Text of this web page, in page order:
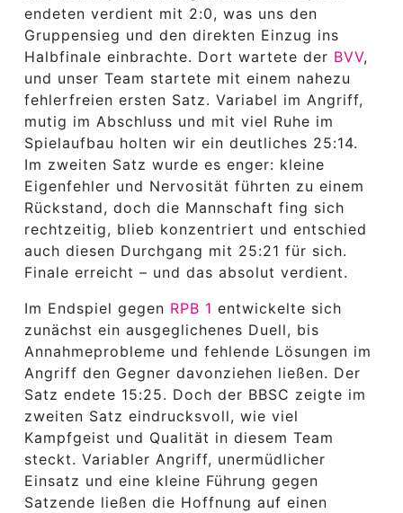
endeten verdient mit 2:0, was uns den
Gruppensieg und den direkten Einzug ins
Halbfinale einbrachte. Dort wartete der BVV,
und unser Team startete mit einem nahezu
fehlerfreien ersten Satz. Variabel im Angriff,
mutig im Abschluss und mit viel Ruhe im
Spielaufbau holten wir ein deutliches 25:14.
Im zweiten Satz wurde es enger: kleine
Eigenfehler und Nervosität führten zu einem
Rückstand, doch die Mannschaft fing sich
rechtzeitig, blieb konzentriert und entschied
auch diesen Durchgang mit 25:21 für sich.
Finale erreicht – und das absolut verdient.
Im Endspiel gegen RPB 1 entwickelte sich
zunächst ein ausgeglichenes Duell, bis
Annahmeprobleme und fehlende Lösungen im
Angriff den Gegner davonziehen ließen. Der
Satz endete 15:25. Doch der BBSC zeigte im
zweiten Satz eindrucksvoll, wie viel
Kampfgeist und Qualität in diesem Team
steckt. Variabler Angriff, unermüdlicher
Einsatz und eine kleine Führung gegen
Satzende ließen die Hoffnung auf einen